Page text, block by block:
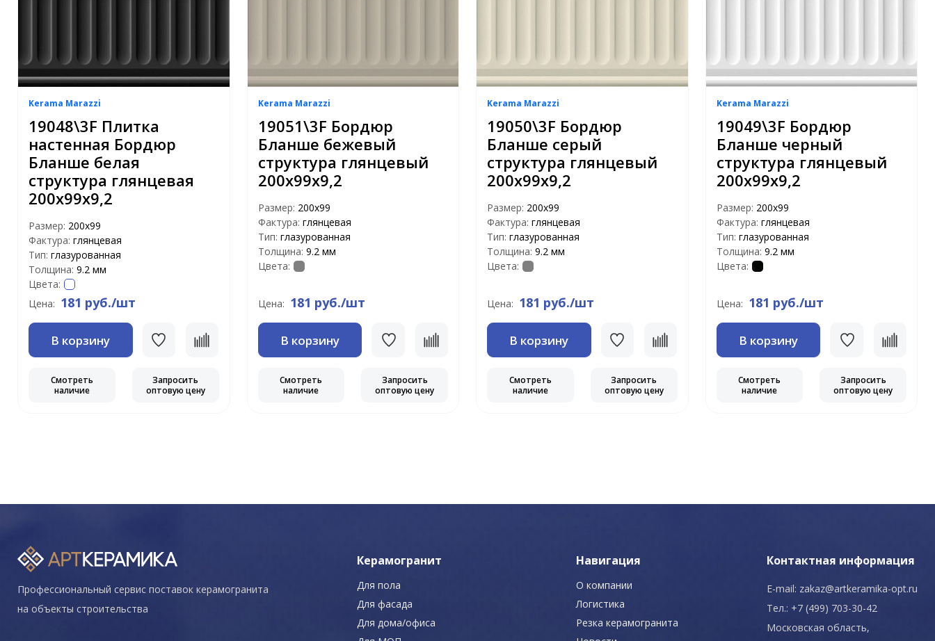
Kerama Marazzi
19048\3F Плитка
настенная Бордюр
Бланше белая
структура глянцевая
200х99х9,2
Размер: 200х99
Фактура: глянцевая
Тип: глазурованная
Толщина: 9.2 мм
Цвета:
Цена: 181 руб./шт
В корзину
Смотреть
наличие
Запросить
оптовую цену
Kerama Marazzi
19051\3F Бордюр
Бланше бежевый
структура глянцевый
200х99х9,2
Размер: 200х99
Фактура: глянцевая
Тип: глазурованная
Толщина: 9.2 мм
Цвета:
Цена: 181 руб./шт
В корзину
Смотреть
наличие
Запросить
оптовую цену
Kerama Marazzi
19050\3F Бордюр
Бланше серый
структура глянцевый
200х99х9,2
Размер: 200х99
Фактура: глянцевая
Тип: глазурованная
Толщина: 9.2 мм
Цвета:
Цена: 181 руб./шт
В корзину
Смотреть
наличие
Запросить
оптовую цену
Kerama Marazzi
19049\3F Бордюр
Бланше черный
структура глянцевый
200х99х9,2
Размер: 200х99
Фактура: глянцевая
Тип: глазурованная
Толщина: 9.2 мм
Цвета:
Цена: 181 руб./шт
В корзину
Смотреть
наличие
Запросить
оптовую цену
Профессиональный сервис поставок керамогранита
на объекты строительства
Керамогранит
Для пола
Для фасада
Для дома/офиса
Навигация
О компании
Логистика
Резка керамогранита
Контактная информация
E-mail: zakaz@artkeramika-opt.ru
Тел.: +7 (499) 703-30-42
Московская область,